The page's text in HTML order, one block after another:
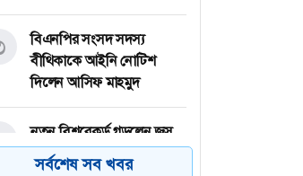
বিএনপির সংসদ সদস্য
বীথিকাকে আইনি নোটিশ
দিলেন আসিফ মাহমুদ
নতুন বিশ্বরেকর্ড গড়লেন জস
বাটলার
সর্বশেষ সব খবর